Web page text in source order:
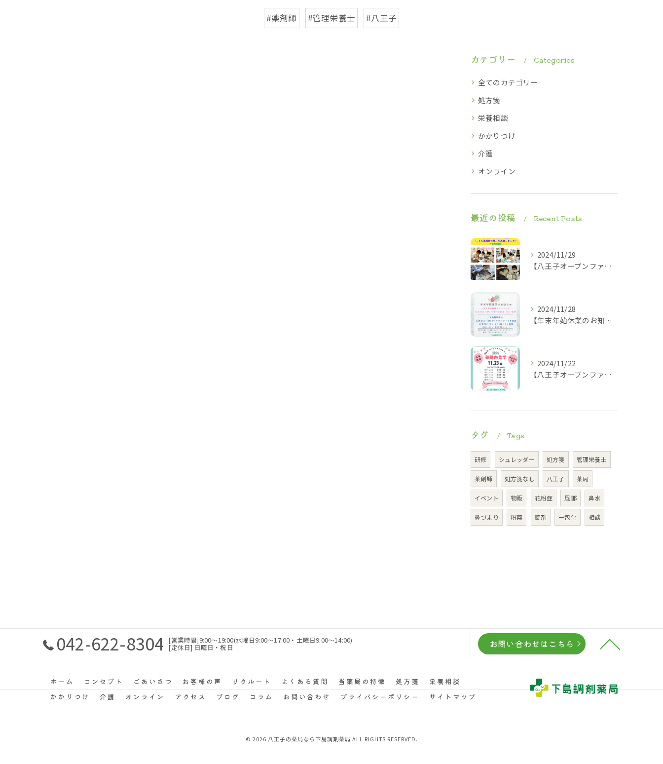
#薬剤師 #管理栄養士 #八王子
カテゴリー Categories
全てのカテゴリー
処方箋
栄養相談
かかりつけ
介護
オンライン
最近の投稿 Recent Posts
2024/11/29
【八王子オープンファクトリー2024】2024.11.23
2024/11/28
【年末年始休業のお知らせ】
2024/11/22
【八王子オープンファクトリー薬局内見学タイムスケジュール】
タグ Tags
研修 シュレッダー 処方箋 管理栄養士
薬剤師 処方箋なし 八王子 薬局
イベント 物販 花粉症 風邪 鼻水
鼻づまり 粉薬 錠剤 一包化 相談
042-622-8304 [営業時間]9:00〜19:00(水曜日9:00～17:00・土曜日9:00～14:00)
[定休日] 日曜日・祝日 お問い合わせはこちら
ホーム コンセプト ごあいさつ お客様の声 リクルート よくある質問 当薬局の特徴 処方箋
栄養相談
かかりつけ
介護 オンライン アクセス ブログ コラム お問い合わせ プライバシーポリシー サイトマップ
© 2026 八王子の薬局なら下島調剤薬局 ALL RIGHTS RESERVED.